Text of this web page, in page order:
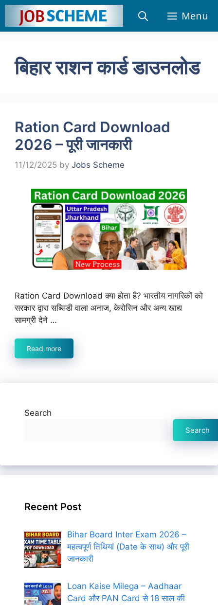
Skip
content
Menu
बिहार राशन कार्ड डाउनलोड
Ration Card Download
2026 – पूरी जानकारी
11/12/2025 by Jobs Scheme
Ration Card Download क्या होता है? भारतीय नागरिकों को
सरकार द्वारा सब्सिडी वाला अनाज, केरोसिन और अन्य खाद्य
सामग्री देने …
Read more
Search
Search
Recent Post
Bihar Board Inter Exam 2026 –
महत्वपूर्ण तिथियां (Date के साथ) और पूरी
जानकारी
Loan Kaise Milega – Aadhaar
Card और PAN Card से 18 साल की